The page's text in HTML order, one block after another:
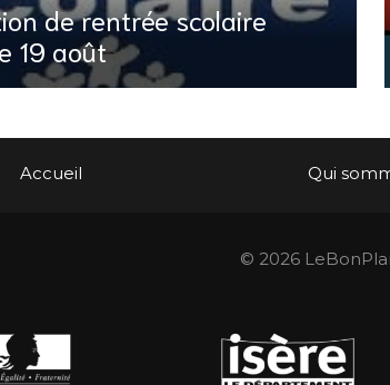
de rentrée scolaire
19 août
Accueil Qui
© 2026